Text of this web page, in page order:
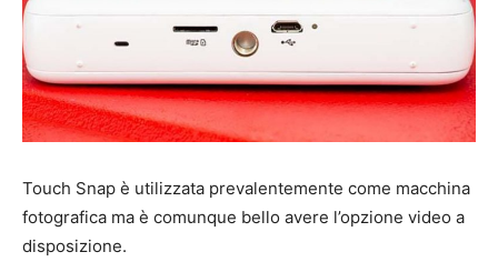
Touch Snap è utilizzata prevalentemente come macchina
fotografica ma è comunque bello avere l’opzione video a
disposizione.